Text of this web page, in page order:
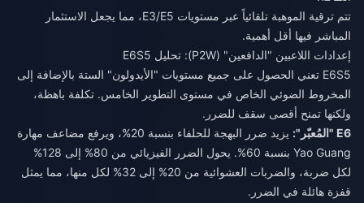
تتم ترقية الموهبة تلقائياً عبر مستويات E3/E5، مما يجعل الاستثمار
المباشر فيها أقل أهمية.
إعدادات اللاعبين "الدافعين" (P2W): تحليل E6S5
E6S5 تعني الحصول على جميع مستويات "الأيدولون" الستة بالإضافة إلى
المخروط الضوئي الخاص في مستوى التطوير الخامس. تكلفة باهظة،
ولكنها تمنح أقصى سقف للضرر.
E6 "المُعبّر":
يزيد ضرر البهجة للحلفاء بنسبة 20%، ويرفع مضاعف مهارة
Yao Guang بنسبة 60%. يحول الضرر الفيزيائي من 80% إلى 128%
لكل ضربة، والضربات العشوائية من 20% إلى 32% لكل منها، مما يمثل
قفزة هائلة في الضرر.